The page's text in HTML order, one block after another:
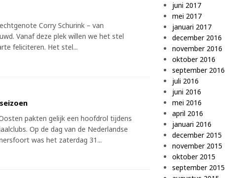
Corry Schurink – van
Vanaf deze plek willen we het stel
feliciteren. Het stel...
pakten gelijk een hoofdrol tijdens
Op de dag van de Nederlandse
was het zaterdag 31...
juni 2017
mei 2017
januari 2017
december 2016
november 2016
oktober 2016
september 2016
juli 2016
juni 2016
mei 2016
april 2016
januari 2016
december 2015
november 2015
oktober 2015
september 2015